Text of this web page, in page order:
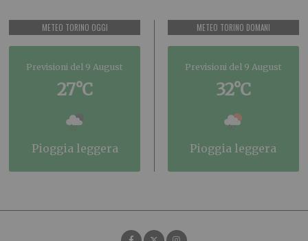
METEO TORINO OGGI
Previsioni del 9 August
27°C
pioggia leggera
METEO TORINO DOMANI
Previsioni del 9 August
32°C
pioggia leggera